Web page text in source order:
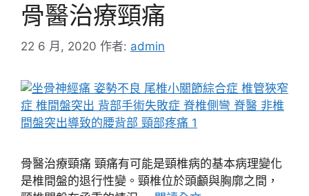
骨醫治療頸痛
22 6 月, 2020 作者: admin
骨醫治療頸痛 頸痛有可能是頸椎病的基本病理變化
是椎間盤的退行性變。頸椎位於頭顱與胸廓之間，